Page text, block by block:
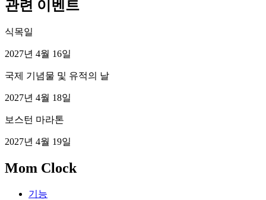
관련 이벤트
식목일
2027년 4월 16일
국제 기념물 및 유적의 날
2027년 4월 18일
보스턴 마라톤
2027년 4월 19일
Mom Clock
기능